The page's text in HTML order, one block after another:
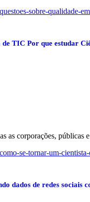
sobre-qualidade-
de TIC Por que estudar
as corporações,
se-tornar-um-
dados de redes sociais